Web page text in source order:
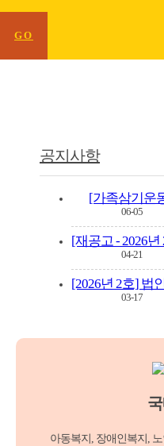
GO
공지사항
[가족삼기운
06-05
04-21
03-17
아동복지, 장애인복지,